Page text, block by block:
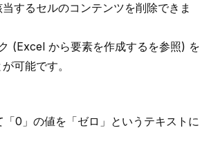
するセルのコンテンツを削除できま
(Excel から要素を作成する を参照) を
可能です。
「0」の値を「ゼロ」というテキストに